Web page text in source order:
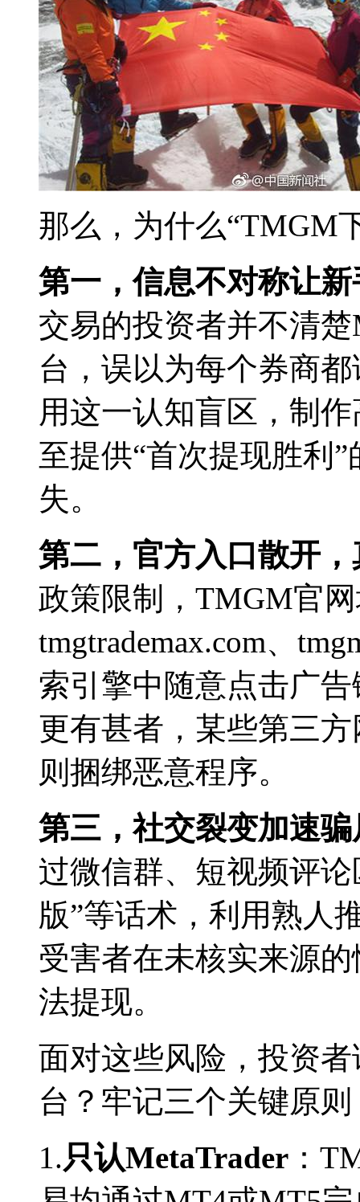
那么，为什么“TMGM
第一，信息不对称让
交易的投资者并不清
台，误以为每个券商
用这一认知盲区，制
至提供“首次提现胜利
失。
第二，官方入口散开
政策限制，TMGM官
tmgtrademax.com、
索引擎中随意点击广
更有甚者，某些第三
则捆绑恶意程序。
第三，社交裂变加速
过微信群、短视频评
版”等话术，利用熟人
受害者在未核实来源
法提现。
面对这些风险，投资
台？牢记三个关键原则
1.只认MetaTrader ：